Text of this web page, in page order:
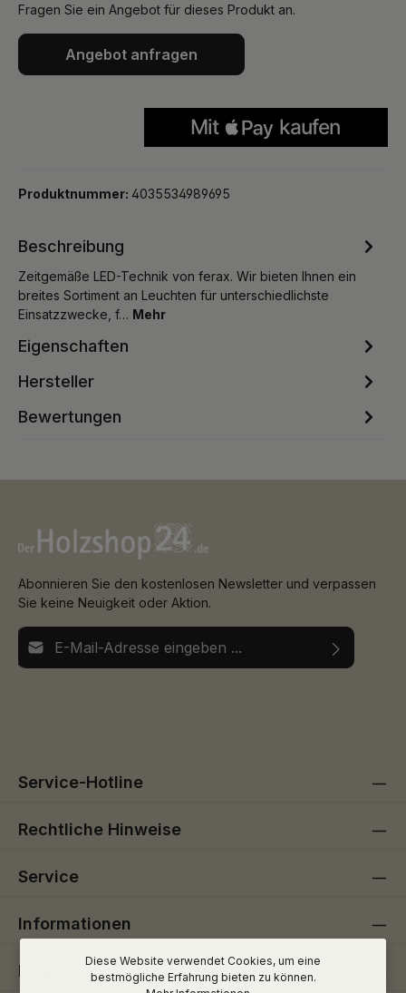
Fragen Sie ein Angebot für dieses Produkt an.
Angebot anfragen
Produktnummer: 4035534989695
Beschreibung
Zeitgemäße LED-Technik von ferax. Wir bieten Ihnen ein
breites Sortiment an Leuchten für unterschiedlichste
Einsatzzwecke, f… Mehr
Eigenschaften
Hersteller
Bewertungen
Abonnieren Sie den kostenlosen Newsletter und verpassen
Sie keine Neuigkeit oder Aktion.
E-Mail-Adresse*
Service-Hotline
Rechtliche Hinweise
Service
Informationen
Folge uns
Diese Website verwendet Cookies, um eine
bestmögliche Erfahrung bieten zu können.